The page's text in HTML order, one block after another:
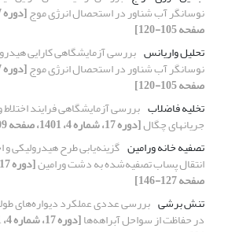
نوسانگر آب شناور در استحصال انرژی موج
صفحه 105-120]
تحلیل واریانس بررسی آزمایشگاهی کارایی
نوسانگر آب شناور در استحصال انرژی موج
صفحه 105-120]
تخلیه فاضلاب بررسی آزمایشگاهی فرایند اختلاط
جریانهای چگال[دوره 17، شماره 4، 1401، صفحه 109-122]
تصفیه خانه ورامین گزینه‌یابی طرح هیدرولیکی
انتقال پساب تصفیه‌شده به دشت ورامین
صفحه 127-146]
تنش برشی بررسی عددی عملکرد دیواره‌های
در حفاظت از سواحل آبراهه‌ها